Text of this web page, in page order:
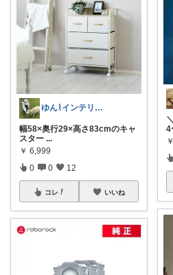
ゆん⌇インテリアと生活雑貨がメイン🧸
幅58×奥行29×高さ83cmのキャ
スター ...
￥ 6,999
0 0 12
コレ いいね
4
￥